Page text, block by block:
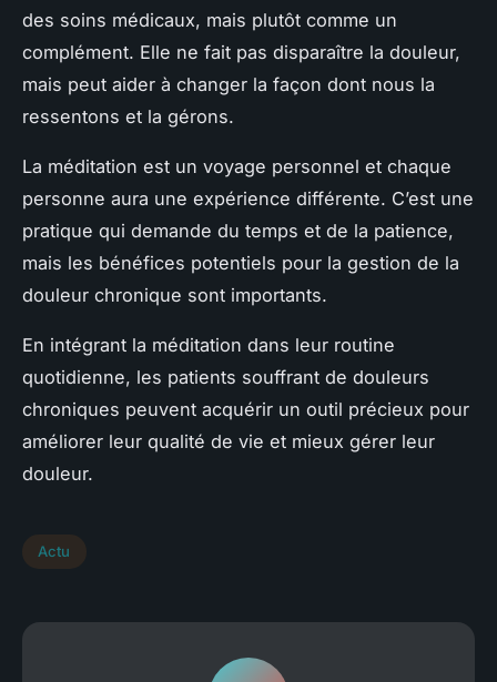
des soins médicaux, mais plutôt comme un
complément. Elle ne fait pas disparaître la douleur,
mais peut aider à changer la façon dont nous la
ressentons et la gérons.
La méditation est un voyage personnel et chaque
personne aura une expérience différente. C’est une
pratique qui demande du temps et de la patience,
mais les bénéfices potentiels pour la gestion de la
douleur chronique sont importants.
En intégrant la méditation dans leur routine
quotidienne, les patients souffrant de douleurs
chroniques peuvent acquérir un outil précieux pour
améliorer leur qualité de vie et mieux gérer leur
douleur.
Actu